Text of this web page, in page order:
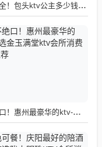
一应俱全！包头ktv公主多少钱-首选倾城俱乐部ktv会所消费行情推荐
赞不绝口！惠州最豪华的ktv-首选金玉满堂ktv会所消费行情推荐